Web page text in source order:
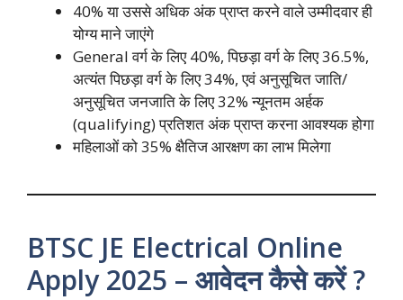
40% या उससे अधिक अंक प्राप्त करने वाले उम्मीदवार ही
योग्य माने जाएंगे
General वर्ग के लिए 40%, पिछड़ा वर्ग के लिए 36.5%,
अत्यंत पिछड़ा वर्ग के लिए 34%, एवं अनुसूचित जाति/
अनुसूचित जनजाति के लिए 32% न्यूनतम अर्हक
(qualifying) प्रतिशत अंक प्राप्त करना आवश्यक होगा
महिलाओं को 35% क्षैतिज आरक्षण का लाभ मिलेगा
BTSC JE Electrical Online
Apply 2025 – आवेदन कैसे करें ?